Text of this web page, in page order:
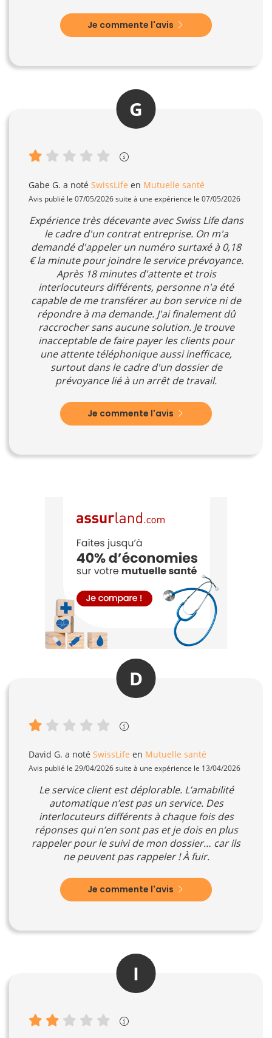
Je commente l'avis
G
Gabe G. a noté SwissLife en Mutuelle santé
Avis publié le 07/05/2026 suite à une expérience le 07/05/2026
Expérience très décevante avec Swiss Life dans
le cadre d'un contrat entreprise. On m'a
demandé d'appeler un numéro surtaxé à 0,18
€ la minute pour joindre le service prévoyance.
Après 18 minutes d'attente et trois
interlocuteurs différents, personne n'a été
capable de me transférer au bon service ni de
répondre à ma demande. J'ai finalement dû
raccrocher sans aucune solution. Je trouve
inacceptable de faire payer les clients pour
une attente téléphonique aussi inefficace,
surtout dans le cadre d'un dossier de
prévoyance lié à un arrêt de travail.
Je commente l'avis
D
David G. a noté SwissLife en Mutuelle santé
Avis publié le 29/04/2026 suite à une expérience le 13/04/2026
Le service client est déplorable. L’amabilité
automatique n’est pas un service. Des
interlocuteurs différents à chaque fois des
réponses qui n’en sont pas et je dois en plus
rappeler pour le suivi de mon dossier… car ils
ne peuvent pas rappeler ! À fuir.
Je commente l'avis
I